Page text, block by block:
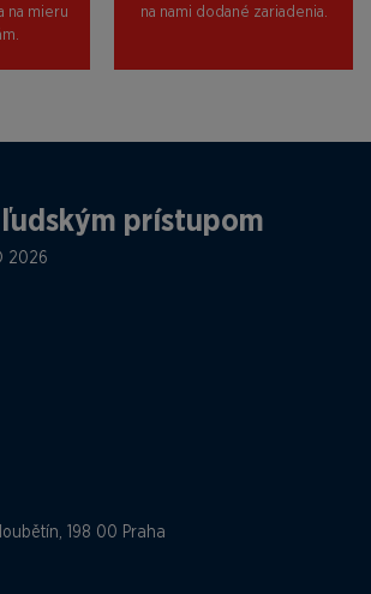
na mieru
na nami dodané zariadenia.
prístupom
2026
198 00 Praha